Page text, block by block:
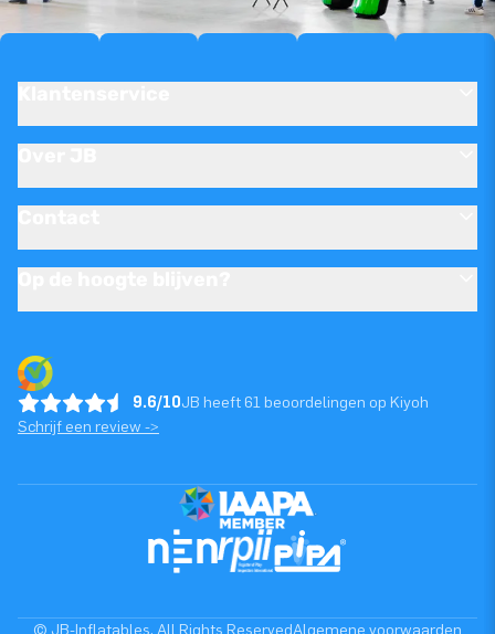
9.6/10JB heeft 61 beoordelingen op Kiyoh
Schrijf een review ->
© JB-Inflatables. All Rights ReservedAlgemene voorwaarden